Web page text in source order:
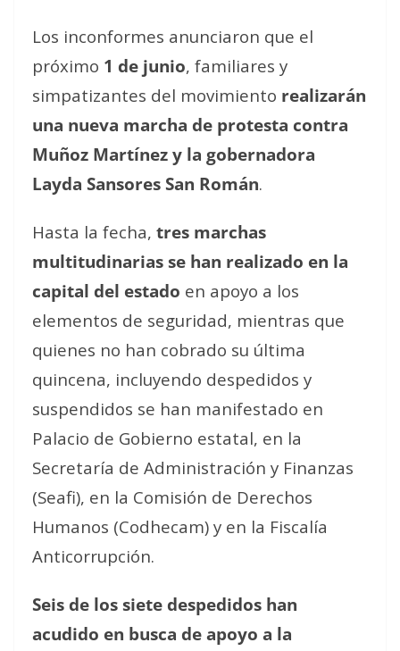
Los inconformes anunciaron que el
próximo 1 de junio, familiares y
simpatizantes del movimiento realizarán
una nueva marcha de protesta contra
Muñoz Martínez y la gobernadora
Layda Sansores San Román.
Hasta la fecha, tres marchas
multitudinarias se han realizado en la
capital del estado en apoyo a los
elementos de seguridad, mientras que
quienes no han cobrado su última
quincena, incluyendo despedidos y
suspendidos se han manifestado en
Palacio de Gobierno estatal, en la
Secretaría de Administración y Finanzas
(Seafi), en la Comisión de Derechos
Humanos (Codhecam) y en la Fiscalía
Anticorrupción.
Seis de los siete despedidos han
acudido en busca de apoyo a la